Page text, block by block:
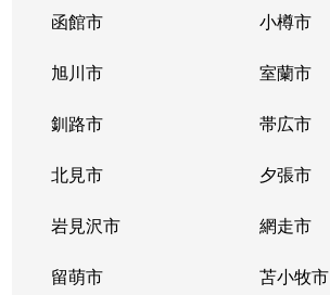
函館市 小樽市
旭川市 室蘭市
釧路市 帯広市
北見市 夕張市
岩見沢市 網走市
留萌市 苫小牧市